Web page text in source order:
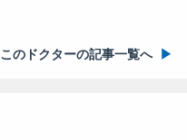
このドクターの記事一覧へ